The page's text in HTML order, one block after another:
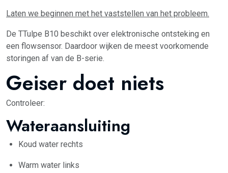
Laten we beginnen met het vaststellen van het probleem.
De TTulpe B10 beschikt over elektronische ontsteking en
een flowsensor. Daardoor wijken de meest voorkomende
storingen af van de B-serie.
Geiser doet niets
Controleer:
Wateraansluiting
Koud water rechts
Warm water links